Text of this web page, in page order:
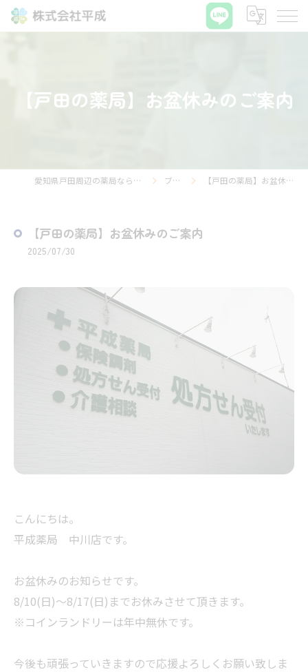
【戸田の薬局】お盆休みのご案内
愛知県戸田周辺の薬局なら株式会社平成 ブログ 【戸田の薬局】お盆休みのご案内
【戸田の薬局】お盆休みのご案内
2025/07/30
こんにちは。
平成薬局 中川店です。
お盆休みのお知らせです。
8/10(日)～8/17(日)までお休みさせて頂きます。
※コインランドリーは年中無休です。
今後も頑張っていきますので応援よろしくお願い致しま